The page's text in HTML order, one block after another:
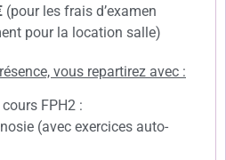
(pour les frais d’examen
pour la location salle)
vous repartirez avec :
FPH2 :
(avec exercices auto-